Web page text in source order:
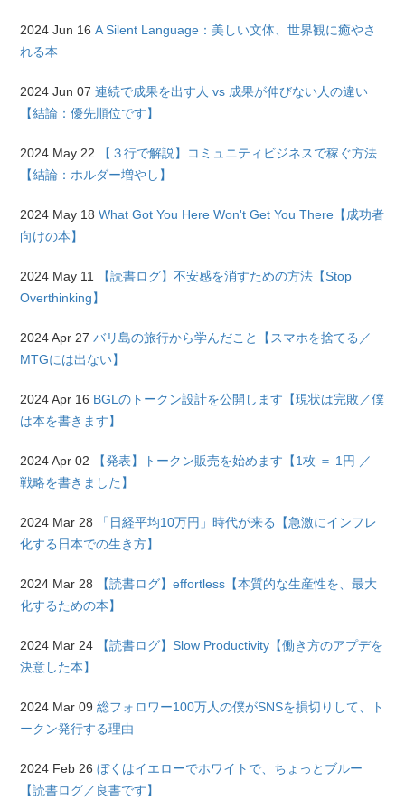
2024 Jun 16 A Silent Language：美しい文体、世界観に癒やさ
れる本
2024 Jun 07 連続で成果を出す人 vs 成果が伸びない人の違い
【結論：優先順位です】
2024 May 22
【３行で解説】コミュニティビジネスで稼ぐ方法
【結論：ホルダー増やし】
2024 May 18 What Got You Here Won't Get You There【成功者
向けの本】
2024 May 11
【読書ログ】不安感を消すための方法【Stop
Overthinking】
2024 Apr 27 バリ島の旅行から学んだこと【スマホを捨てる／
MTGには出ない】
2024 Apr 16 BGLのトークン設計を公開します【現状は完敗／僕
は本を書きます】
2024 Apr 02
【発表】トークン販売を始めます【1枚 ＝ 1円 ／
戦略を書きました】
2024 Mar 28
「日経平均10万円」時代が来る【急激にインフレ
化する日本での生き方】
2024 Mar 28
【読書ログ】effortless【本質的な生産性を、最大
化するための本】
2024 Mar 24
【読書ログ】Slow Productivity【働き方のアプデを
決意した本】
2024 Mar 09 総フォロワー100万人の僕がSNSを損切りして、ト
ークン発行する理由
2024 Feb 26 ぼくはイエローでホワイトで、ちょっとブルー
【読書ログ／良書です】